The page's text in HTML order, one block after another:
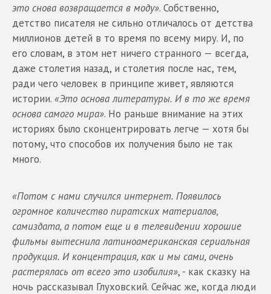
это снова возвращается в моду». Собственно,
детство писателя не сильно отличалось от детства
миллионов детей в то время по всему миру. И, по
его словам, в этом нет ничего странного — всегда,
даже столетия назад, и столетия после нас, тем,
ради чего человек в принципе живет, являются
истории. «Это основа литературы. И в то же время
основа самого мира». Но раньше внимание на этих
историях было сконцентрировать легче — хотя бы
потому, что способов их получения было не так
много.
«Потом с нами случился интернет. Появилось
огромное количество пиратских материалов,
самиздата, а потом еще и в телевидении хорошие
фильмы вытеснила латиноамериканская сериальная
продукция. И концентрация, как и мы сами, очень
растерялась от всего это изобилия», - как сказку на
ночь рассказывал Глуховский. Сейчас же, когда люди